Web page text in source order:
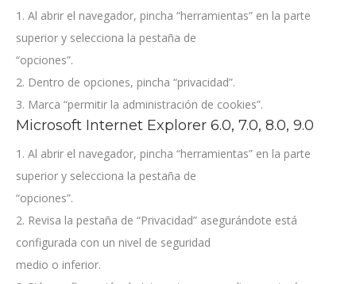
1. Al abrir el navegador, pincha “herramientas” en la parte
superior y selecciona la pestaña de
“opciones”.
2. Dentro de opciones, pincha “privacidad”.
3. Marca “permitir la administración de cookies”.
Microsoft Internet Explorer 6.0, 7.0, 8.0, 9.0
1. Al abrir el navegador, pincha “herramientas” en la parte
superior y selecciona la pestaña de
“opciones”.
2. Revisa la pestaña de “Privacidad” asegurándote está
configurada con un nivel de seguridad
medio o inferior.